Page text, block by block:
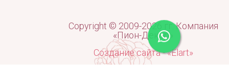
Copyright © 2009-2026 гг. Компания
«Пион-Декор»
Создание сайта - «Elart»